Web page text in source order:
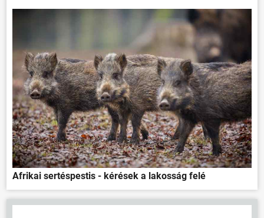
Afrikai sertéspestis - kérések a lakosság felé